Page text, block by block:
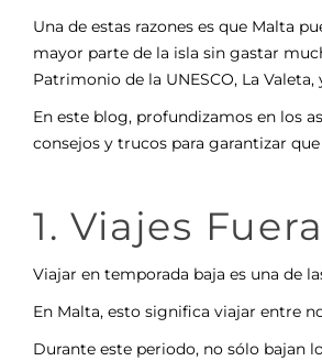
Una de estas razones es que Malta
mayor parte de la isla sin gastar
Patrimonio de la UNESCO, La
En este blog, profundizamos en los
consejos y trucos para garantizar
1. Viajes
Viajar en temporada baja es una de
En Malta, esto significa viajar entre
Durante este periodo, no sólo bajan